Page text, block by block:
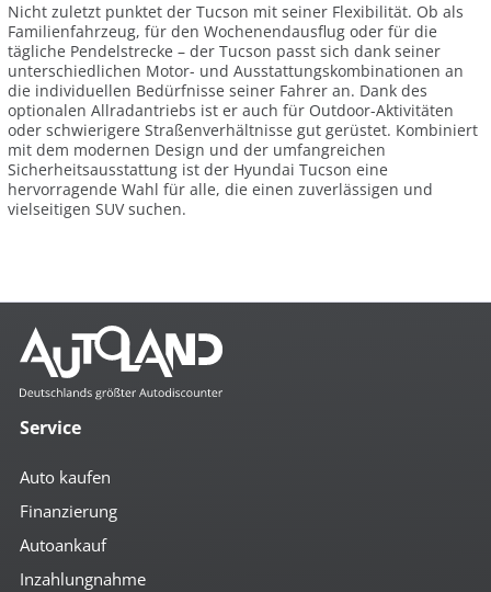
Nicht zuletzt punktet der Tucson mit seiner Flexibilität. Ob als
Familienfahrzeug, für den Wochenendausflug oder für die
tägliche Pendelstrecke – der Tucson passt sich dank seiner
unterschiedlichen Motor- und Ausstattungskombinationen an
die individuellen Bedürfnisse seiner Fahrer an. Dank des
optionalen Allradantriebs ist er auch für Outdoor-Aktivitäten
oder schwierigere Straßenverhältnisse gut gerüstet. Kombiniert
mit dem modernen Design und der umfangreichen
Sicherheitsausstattung ist der Hyundai Tucson eine
hervorragende Wahl für alle, die einen zuverlässigen und
vielseitigen SUV suchen.
Service
Auto kaufen
Finanzierung
Autoankauf
Inzahlungnahme